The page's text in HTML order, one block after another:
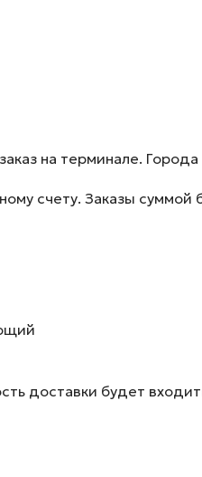
на терминале.
счету. Заказы
доставки будет